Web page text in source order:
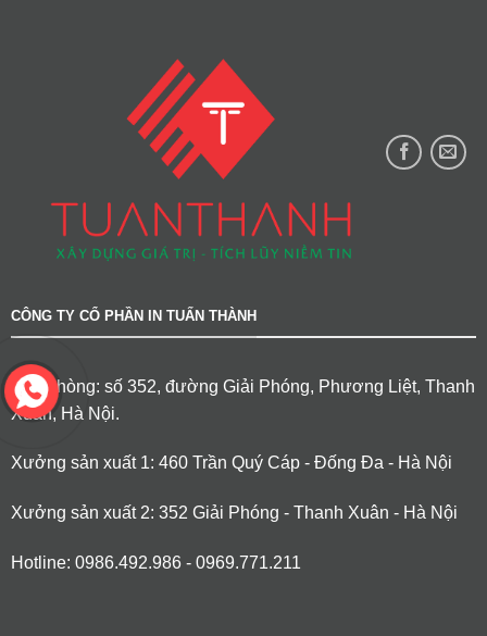
CÔNG TY CỔ PHẦN IN TUẤN THÀNH
Văn phòng: số 352, đường Giải Phóng, Phương Liệt, Thanh
Xuân, Hà Nội.
Xưởng sản xuất 1: 460 Trần Quý Cáp - Đống Đa - Hà Nội
Xưởng sản xuất 2: 352 Giải Phóng - Thanh Xuân - Hà Nội
Hotline: 0986.492.986 - 0969.771.211